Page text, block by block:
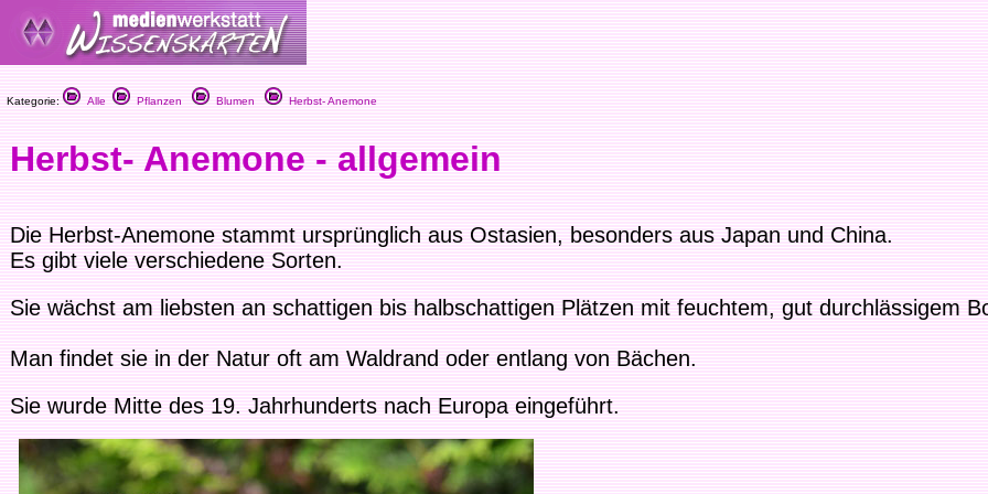
Kategorie: Alle Pflanzen Blumen Herbst- Anemone
Herbst- Anemone - allgemein
Die Herbst-Anemone stammt ursprünglich aus Ostasien, besonders aus Japan und China.
Es gibt viele verschiedene Sorten.
Sie wächst am liebsten an schattigen bis halbschattigen Plätzen mit feuchtem, gut durchlässigem
Man findet sie in der Natur oft am Waldrand oder entlang von Bächen.
Sie wurde Mitte des 19. Jahrhunderts nach Europa eingeführt.